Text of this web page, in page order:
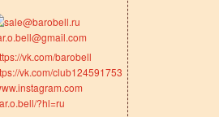
sale@barobell.ru
vk.com/barobell
vk.com/club124591753
?hl=ru